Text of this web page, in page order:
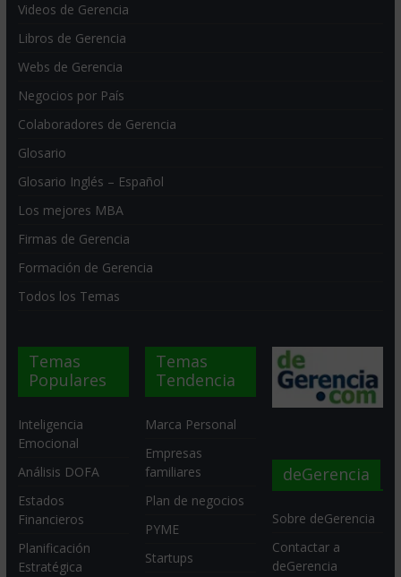
Videos de Gerencia
Libros de Gerencia
Webs de Gerencia
Negocios por País
Colaboradores de Gerencia
Glosario
Glosario Inglés – Español
Los mejores MBA
Firmas de Gerencia
Formación de Gerencia
Todos los Temas
Temas
Populares
Inteligencia
Emocional
Análisis DOFA
Estados
Financieros
Planificación
Estratégica
Temas
Tendencia
Marca Personal
Empresas
familiares
Plan de negocios
PYME
Startups
deGerencia
Sobre deGerencia
Contactar a
deGerencia